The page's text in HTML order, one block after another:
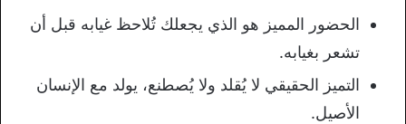
الحضور المميز هو الذي يجعلك تُلاحظ غيابه قبل أن
تشعر بغيابه.
التميز الحقيقي لا يُقلد ولا يُصطنع، يولد مع الإنسان
الأصيل.